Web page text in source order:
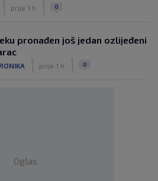
prije 1 h 0
pronađen još jedan ozlijeđeni
prije 1 h 0
Oglas